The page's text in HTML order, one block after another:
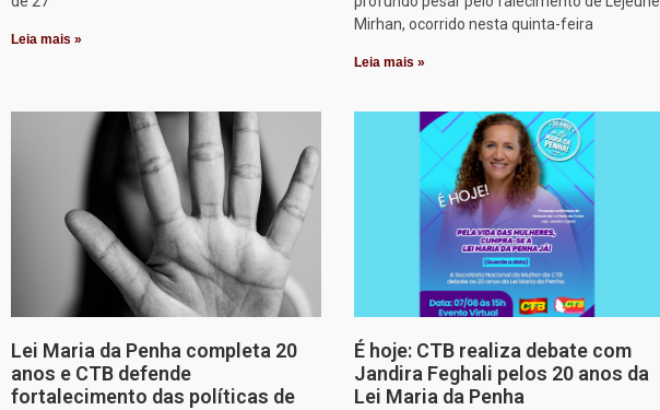
Leia mais »
Mirhan, ocorrido nesta quinta-feira
Leia mais »
Lei Maria da Penha completa 20
anos e CTB defende
fortalecimento das políticas de
É hoje: CTB realiza debate com
Jandira Feghali pelos 20 anos da
Lei Maria da Penha